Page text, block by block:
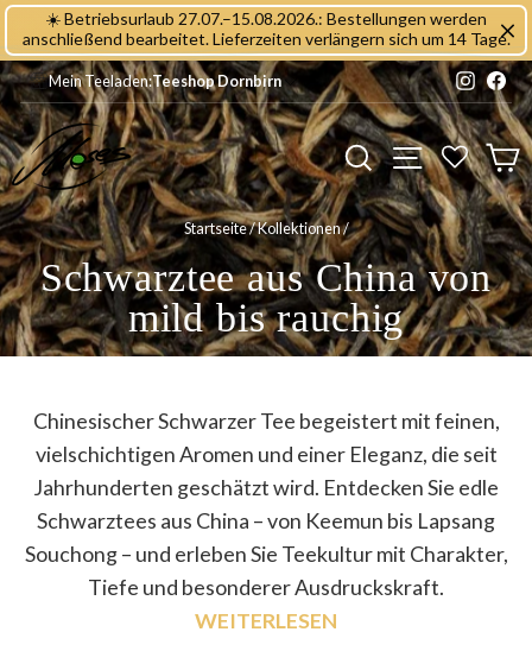
Direkt
zum
Inhalt
☀️ Betriebsurlaub 27.07.–15.08.2026.: Bestellungen werden
anschließend bearbeitet. Lieferzeiten verlängern sich um 14 Tage.
Mein Teeladen:Teeshop Dornbirn
Suche
Startseite/Kollektionen/
Schwarztee aus China von
mild bis rauchig
Chinesischer Schwarzer Tee begeistert mit feinen,
vielschichtigen Aromen und einer Eleganz, die seit
Jahrhunderten geschätzt wird. Entdecken Sie edle
Schwarztees aus China – von Keemun bis Lapsang
Souchong – und erleben Sie Teekultur mit Charakter,
Tiefe und besonderer Ausdruckskraft.
WEITERLESEN